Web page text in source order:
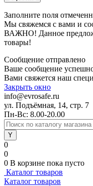
Заполните поля
Мы свяжемся с вами и
ВАЖНО! Данное
товары!
Сообщение отправлено
Ваше сообщение
Вами свяжется наш
Закрыть окно
info@evrosafe.ru
ул. Подъёмная, 14, стр. 7
Пн-Вс: 8.00-20.00
0
0
0 В корзине пока пусто
Каталог товаров
Каталог товаров